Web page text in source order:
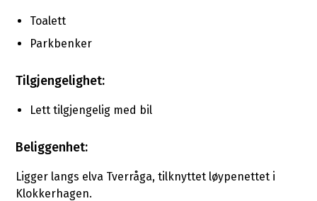
Toalett
Parkbenker
Tilgjengelighet:
Lett tilgjengelig med bil
Beliggenhet:
Ligger langs elva Tverråga, tilknyttet løypenettet i
Klokkerhagen.